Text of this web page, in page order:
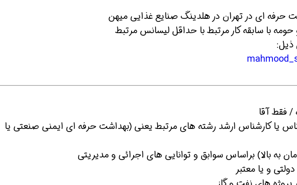
با سابقه کار مرتبط با حداقل لیسانس مرتبط
ذیل:
یا کارشناس ارشد رشته های مرتبط یعنی (بهداشت حرفه ای ایمنی صنعتی یا
و یا معتبر